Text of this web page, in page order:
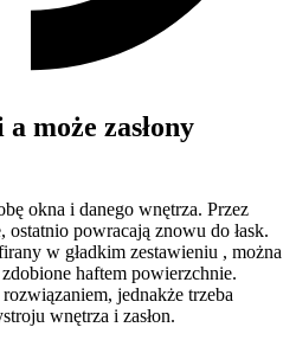
może zasłony
okna i danego wnętrza. Przez
ostatnio powracają znowu do łask.
w gładkim zestawieniu , można
haftem powierzchnie.
jednakże trzeba
wnętrza i zasłon.